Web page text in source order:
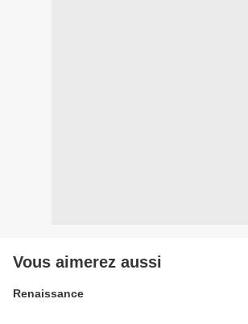
Vous aimerez aussi
Renaissance